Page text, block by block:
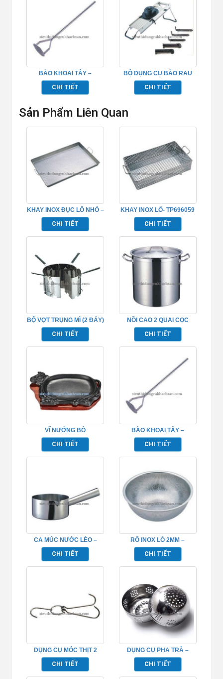
BÀO KHOAI TÂY –
TP696109
CHI TIẾT
BỘ DỤNG CỤ BÀO RAU
CỦ – TP696249
CHI TIẾT
Sản Phẩm Liên Quan
KHAY INOX ĐỤC LỔ NHỎ –
TP696062
CHI TIẾT
KHAY INOX LỔ- TP696059
CHI TIẾT
BỘ VỢT TRỤNG MÌ (2 ĐÁY)
– TP696038
CHI TIẾT
NỒI CAO 2 QUAI CỌC
INOX (ĐÁY 2 LỚP) –
TP696001
CHI TIẾT
VĨ NƯỚNG BÒ
BEEFSTAEK 23 –
TP696069
CHI TIẾT
BÀO KHOAI TÂY –
TP696109
CHI TIẾT
CA MÚC NƯỚC LÈO –
TP696087
CHI TIẾT
RỔ INOX LỖ 2MM –
TP696051
CHI TIẾT
DỤNG CỤ MÓC THỊT 2
CHẤU INOX – TP696094
CHI TIẾT
DỤNG CỤ PHA TRÀ –
TP696110
CHI TIẾT